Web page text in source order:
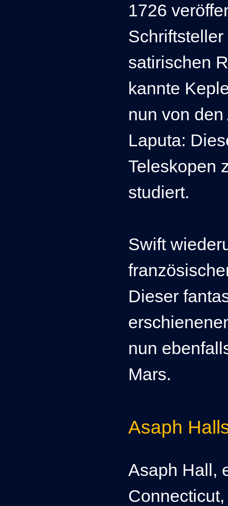
1726
Schriftsteller
satirischen
kannte
nun von den
Laputa:
Teleskopen
studiert.
Swift
Dieser
nun
Mars.
Asaph
Asaph Hall,